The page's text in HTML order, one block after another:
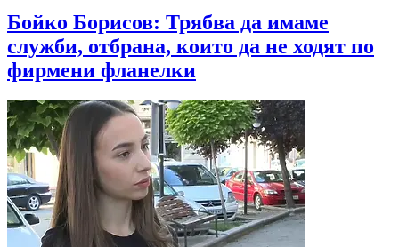
Бойко Борисов: Трябва да имаме
служби, отбрана, които да не ходят по
фирмени фланелки